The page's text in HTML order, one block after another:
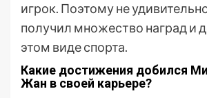
игрок. Поэтому не
получил множество наград и
этом виде спорта.
Какие достижения добился
Жан в своей карьере?